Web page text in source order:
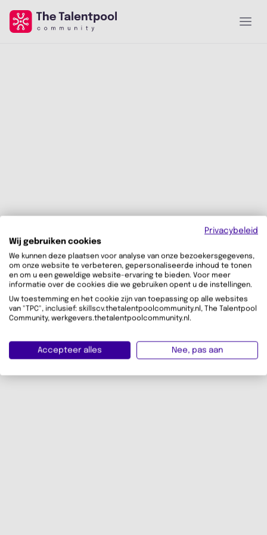
Privacybeleid
Wij gebruiken cookies
We kunnen deze plaatsen voor analyse van onze bezoekersgegevens,
om onze website te verbeteren, gepersonaliseerde inhoud te tonen
en om u een geweldige website-ervaring te bieden. Voor meer
informatie over de cookies die we gebruiken opent u de instellingen.
Uw toestemming en het cookie zijn van toepassing op alle websites
van "TPC", inclusief: skillscv.thetalentpoolcommunity.nl, The Talentpool
Community, werkgevers.thetalentpoolcommunity.nl.
Accepteer alles Nee, pas aan